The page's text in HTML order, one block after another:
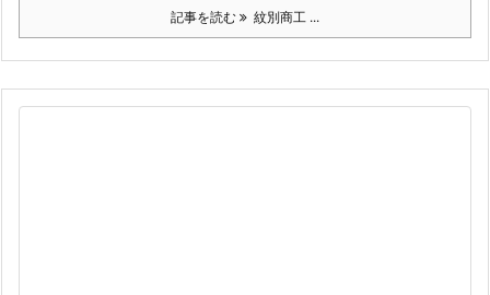
記事を読む 紋別商工 ...